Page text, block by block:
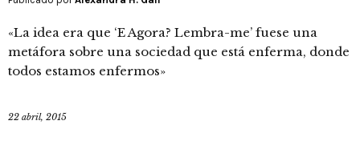
«La idea era que ‘E Agora? Lembra-me’ fuese una
metáfora sobre una sociedad que está enferma, donde
todos estamos enfermos»
22 abril, 2015